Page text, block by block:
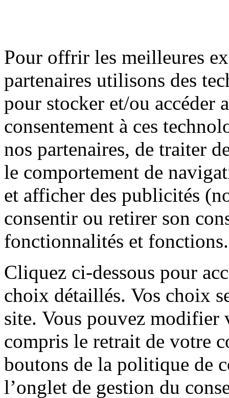
Pour offrir les meilleures
partenaires utilisons des
pour stocker et/ou accéder
consentement à ces
nos partenaires, de traiter
le comportement de
et afficher des publicités
consentir ou retirer son
fonctionnalités et fonctions.
Cliquez ci-dessous pour
choix détaillés. Vos choix
site. Vous pouvez modifier
compris le retrait de votre
boutons de la politique de
l’onglet de gestion du